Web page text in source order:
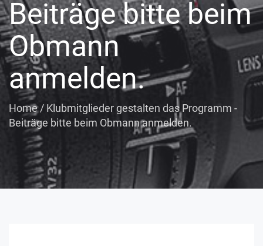
Beiträge bitte beim
Obmann
anmelden.
Home/ Klubmitglieder gestalten das Programm -
Beiträge bitte beim Obmann anmelden.